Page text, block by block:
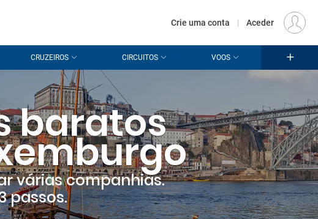
EUR
Crie uma conta | Aceder
CRUZEIROS CIRCUITOS VOOS
baratos
várias companhias.
passos.